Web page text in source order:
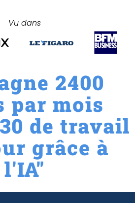
Vu dans
2400
par mois
de travail
grâce à
l'IA"